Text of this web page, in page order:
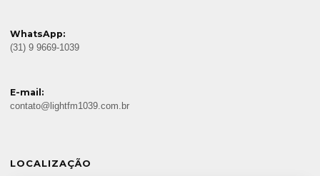
WhatsApp:
(31) 9 9669-1039
E-mail:
contato@lightfm1039.com.br
LOCALIZAÇÃO